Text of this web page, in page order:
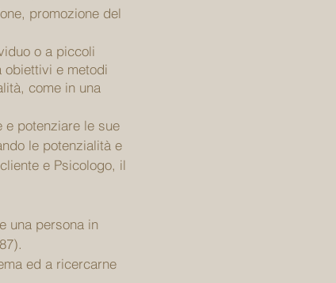
promozione del
o a piccoli
obiettivi e metodi
come in una
e potenziare le sue
le potenzialità e
e Psicologo, il
una persona in
ed a ricercarne